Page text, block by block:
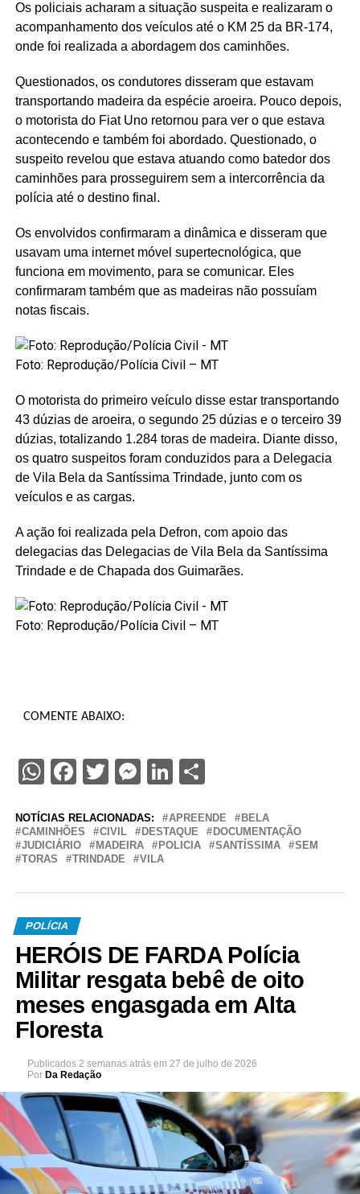
Os policiais acharam a situação suspeita e realizaram o
acompanhamento dos veículos até o KM 25 da BR-174,
onde foi realizada a abordagem dos caminhões.
Questionados, os condutores disseram que estavam
transportando madeira da espécie aroeira. Pouco depois,
o motorista do Fiat Uno retornou para ver o que estava
acontecendo e também foi abordado. Questionado, o
suspeito revelou que estava atuando como batedor dos
caminhões para prosseguirem sem a intercorrência da
polícia até o destino final.
Os envolvidos confirmaram a dinâmica e disseram que
usavam uma internet móvel supertecnológica, que
funciona em movimento, para se comunicar. Eles
confirmaram também que as madeiras não possuíam
notas fiscais.
Foto: Reprodução/Polícia Civil – MT
O motorista do primeiro veículo disse estar transportando
43 dúzias de aroeira, o segundo 25 dúzias e o terceiro 39
dúzias, totalizando 1.284 toras de madeira. Diante disso,
os quatro suspeitos foram conduzidos para a Delegacia
de Vila Bela da Santíssima Trindade, junto com os
veículos e as cargas.
A ação foi realizada pela Defron, com apoio das
delegacias das Delegacias de Vila Bela da Santíssima
Trindade e de Chapada dos Guimarães.
Foto: Reprodução/Polícia Civil – MT
COMENTE ABAIXO:
WhatsApp
Facebook
TwitterMessenger
LinkedIn
NOTÍCIAS RELACIONADAS: APREENDE
BELA
CAMINHÕES
CIVIL DESTAQUE
DOCUMENTAÇÃO
JUDICIÁRIO
MADEIRA POLICIA SANTÍSSIMA
SEM
TORAS
TRINDADE VILA
POLÍCIA
HERÓIS DE FARDA Polícia
Militar resgata bebê de oito
meses engasgada em Alta
Floresta
Publicados 2 semanas atrás em 27 de julho de 2026
Por Da Redação